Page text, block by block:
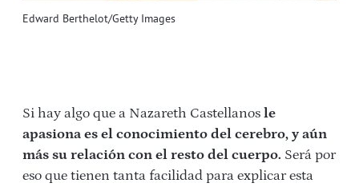
Edward Berthelot/Getty Images
Si hay algo que a Nazareth Castellanos le
apasiona es el conocimiento del cerebro, y aún
más su relación con el resto del cuerpo. Será por
eso que tienen tanta facilidad para explicar esta